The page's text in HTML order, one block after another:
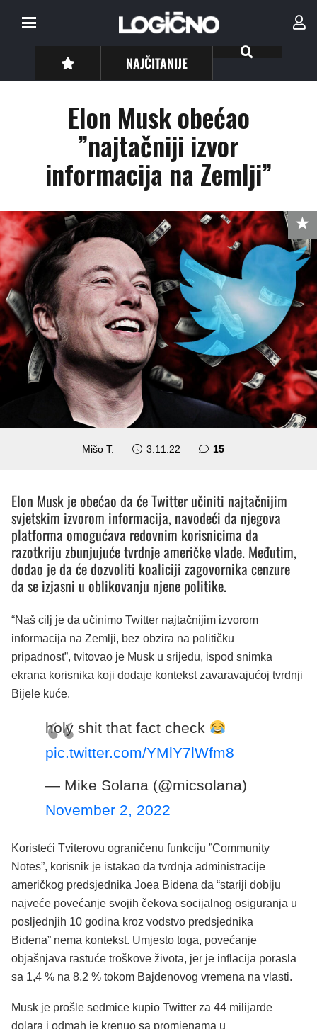
NAJČITANIJE
Elon Musk obećao
”najtačniji izvor
informacija na Zemlji”
Mišo T. 3.11.22 15komentara
Elon Musk je obećao da će Twitter učiniti najtačnijim
svjetskim izvorom informacija, navodeći da njegova
platforma omogućava redovnim korisnicima da
razotkriju zbunjujuće tvrdnje američke vlade. Međutim,
dodao je da će dozvoliti koaliciji zagovornika cenzure
da se izjasni u oblikovanju njene politike.
“Naš cilj je da učinimo Twitter najtačnijim izvorom
informacija na Zemlji, bez obzira na političku
pripadnost”, tvitovao je Musk u srijedu, ispod snimka
ekrana korisnika koji dodaje kontekst zavaravajućoj tvrdnji
Bijele kuće.
holy shit that fact check
pic.twitter.com/YMlY7lWfm8
— Mike Solana (@micsolana)
November 2, 2022
Koristeći Tviterovu ograničenu funkciju ”Community
Notes”, korisnik je istakao da tvrdnja administracije
američkog predsjednika Joea Bidena da “stariji dobiju
najveće povećanje svojih čekova socijalnog osiguranja u
posljednjih 10 godina kroz vodstvo predsjednika
Bidena” nema kontekst. Umjesto toga, povećanje
objašnjava rastuće troškove života, jer je inflacija porasla
sa 1,4 % na 8,2 % tokom Bajdenovog vremena na vlasti.
Musk je prošle sedmice kupio Twitter za 44 milijarde
dolara i odmah je krenuo sa promjenama u